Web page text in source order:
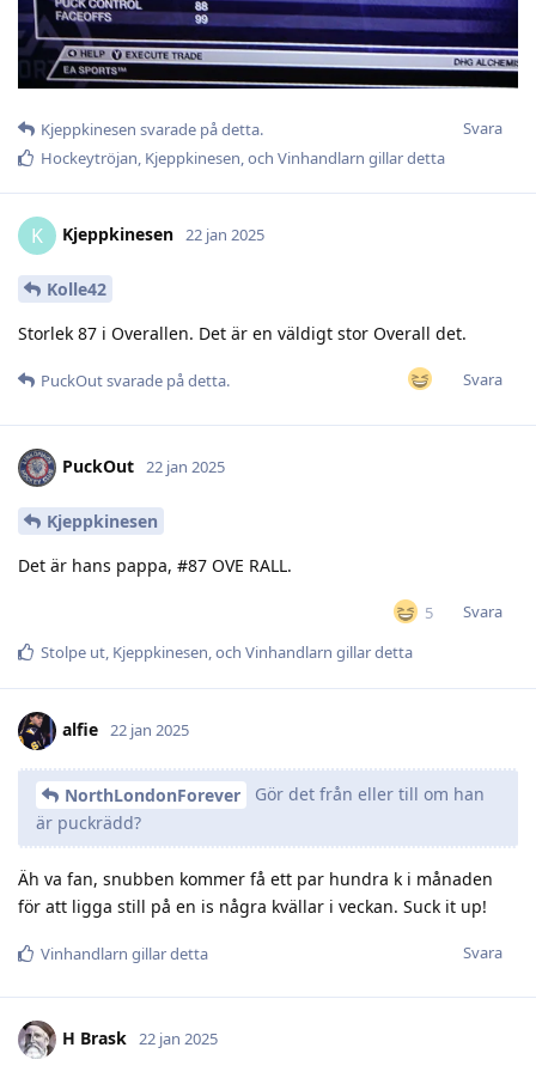
Svara
Kjeppkinesen svarade på detta.
Hockeytröjan, Kjeppkinesen, och Vinhandlarn gillar detta
K Kjeppkinesen 22 jan 2025
Kolle42
Storlek 87 i Overallen. Det är en väldigt stor Overall det.
Svara
PuckOutsvarade på detta.
PuckOut 22 jan 2025
Kjeppkinesen
Det är hans pappa, #87 OVE RALL.
5
Svara
Stolpe ut, Kjeppkinesen, och Vinhandlarn gillar detta
alfie 22 jan 2025
NorthLondonForever
Gör det från eller till om han
är puckrädd?
Äh va fan, snubben kommer få ett par hundra k i månaden
för att ligga still på en is några kvällar i veckan. Suck it up!
Svara
Vinhandlarn gillar detta
H Brask 22 jan 2025